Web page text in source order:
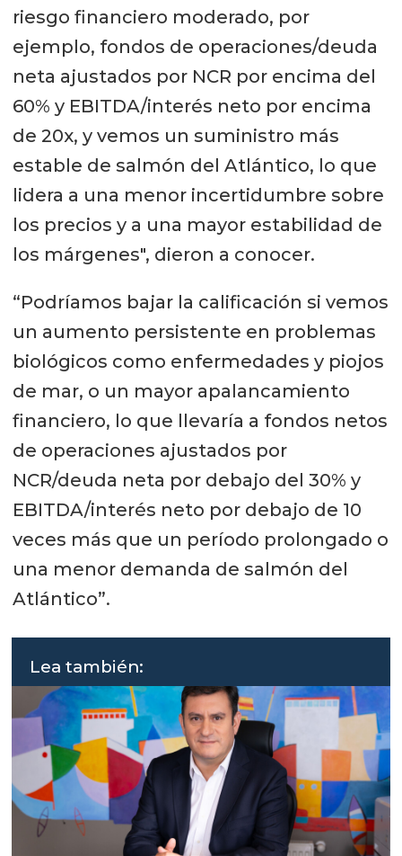
riesgo financiero moderado, por
ejemplo, fondos de operaciones/deuda
neta ajustados por NCR por encima del
60% y EBITDA/interés neto por encima
de 20x, y vemos un suministro más
estable de salmón del Atlántico, lo que
lidera a una menor incertidumbre sobre
los precios y a una mayor estabilidad de
los márgenes", dieron a conocer.
“Podríamos bajar la calificación si vemos
un aumento persistente en problemas
biológicos como enfermedades y piojos
de mar, o un mayor apalancamiento
financiero, lo que llevaría a fondos netos
de operaciones ajustados por
NCR/deuda neta por debajo del 30% y
EBITDA/interés neto por debajo de 10
veces más que un período prolongado o
una menor demanda de salmón del
Atlántico”.
Lea también: